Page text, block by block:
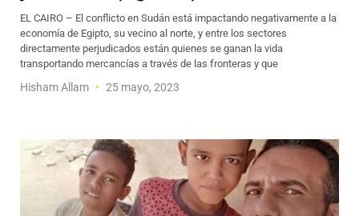
EL CAIRO – El conflicto en Sudán está impactando negativamente a la
economía de Egipto, su vecino al norte, y entre los sectores
directamente perjudicados están quienes se ganan la vida
transportando mercancías a través de las fronteras y que
Hisham Allam 25 mayo, 2023